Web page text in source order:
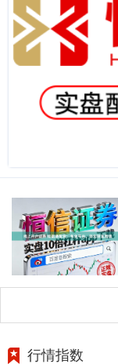
行情指数